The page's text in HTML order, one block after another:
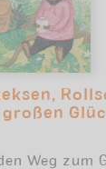
Weg zum